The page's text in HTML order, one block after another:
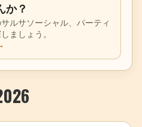
か？
ルサソーシャル、パーティ
ましょう。